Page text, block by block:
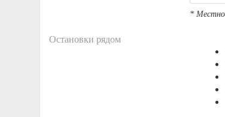
*
Остановки рядом